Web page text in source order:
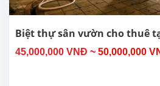
Biệt thự sân vườn cho thuê
45,000,000 VNĐ ~ 50,000,000